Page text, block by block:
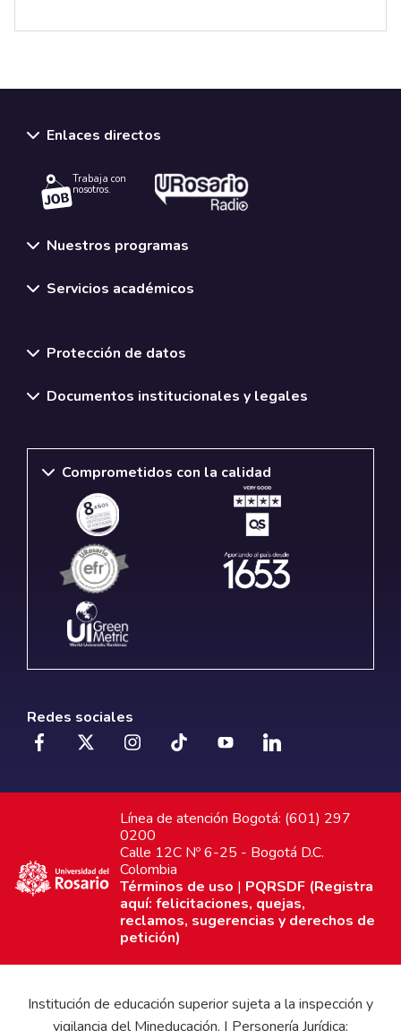
Enlaces directos
Trabaja con
nosotros.
Nuestros programas
Servicios académicos
Protección de datos
Documentos institucionales y legales
Comprometidos con la calidad
Redes sociales
Línea de atención Bogotá: (601) 297
0200
Calle 12C Nº 6-25 - Bogotá D.C.
Colombia
Términos de uso | PQRSDF (Registra
aquí: felicitaciones, quejas,
reclamos, sugerencias y derechos de
petición)
Institución de educación superior sujeta a la inspección y
vigilancia del Mineducación. | Personería Jurídica: